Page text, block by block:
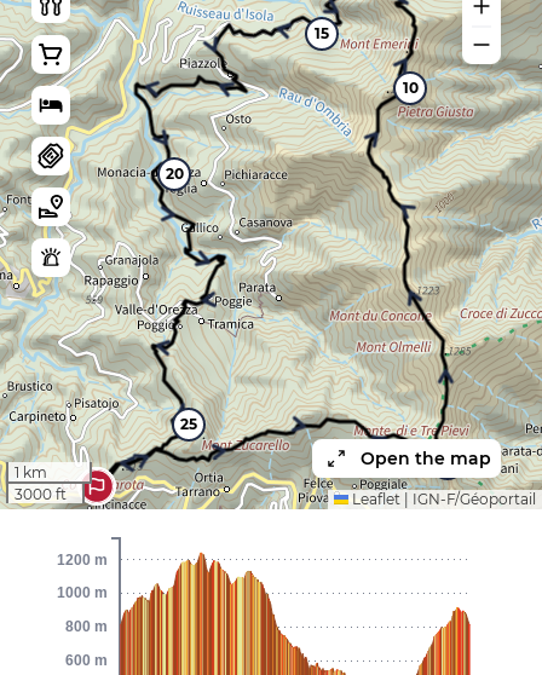
5
10
15
20
25
1 km
3000 ft
Open the map
Leaflet IGN-F/Géoportail
600 m
800 m
1000 m
1200 m